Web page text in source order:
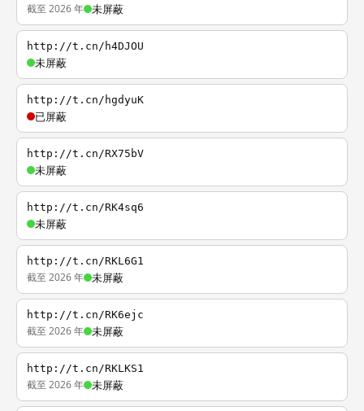
截至 2026 年 未屏蔽
http://t.cn/h4DJOU
未屏蔽
http://t.cn/hgdyuK
已屏蔽
http://t.cn/RX75bV
未屏蔽
http://t.cn/RK4sq6
未屏蔽
http://t.cn/RKL6G1
截至 2026 年 未屏蔽
http://t.cn/RK6ejc
截至 2026 年 未屏蔽
http://t.cn/RKLKS1
截至 2026 年 未屏蔽